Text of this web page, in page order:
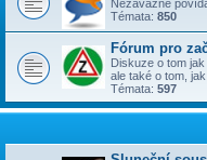
Nezávazné
Témata: 850
Fórum pro
Diskuze o tom
ale také o tom,
Témata: 597